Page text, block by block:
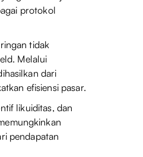
protokol
tidak
Melalui
dari
efisiensi pasar.
likuiditas, dan
pendapatan